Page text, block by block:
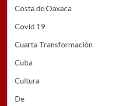
Costa de Oaxaca
Covid 19
Cuarta Transformación
Cuba
Cultura
De